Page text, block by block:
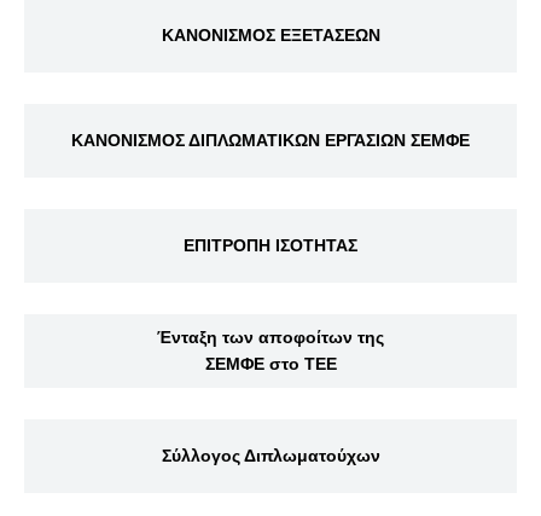
ΚΑΝΟΝΙΣΜΟΣ ΕΞΕΤΑΣΕΩΝ
ΚΑΝΟΝΙΣΜΟΣ ΔΙΠΛΩΜΑΤΙΚΩΝ ΕΡΓΑΣΙΩΝ ΣΕΜΦΕ
ΕΠΙΤΡΟΠΗ ΙΣΟΤΗΤΑΣ
Ένταξη των αποφοίτων της
ΣΕΜΦΕ στο ΤΕΕ
Σύλλογος Διπλωματούχων